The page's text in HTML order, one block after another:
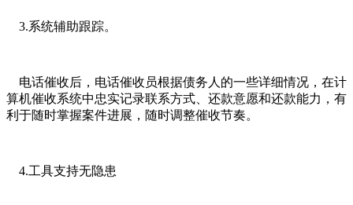
3.系统辅助跟踪。
电话催收后，电话催收员根据债务人的一些详细情况，在计
算机催收系统中忠实记录联系方式、还款意愿和还款能力，有
利于随时掌握案件进展，随时调整催收节奏。
4.工具支持无隐患